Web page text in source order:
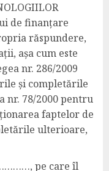
de finanțare
răspundere,
așa cum este
nr. 286/2009
și completările
nr. 78/2000 pentru
faptelor de
ulterioare,
pe care îl